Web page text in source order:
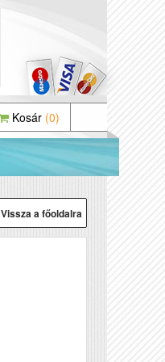
Kosár (0)
Vissza a főoldalra